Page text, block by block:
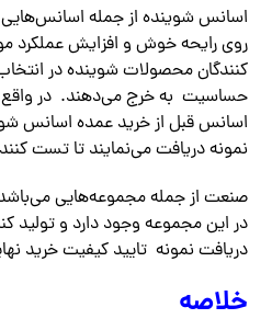
اسانس شوینده از جمله
روی رایحه خوش و افزایش عملکرد
کنندگان محصولات شوینده در
حساسیت به خرج می‌دهند. در واقع
اسانس قبل از خرید عمده اسانس
نمونه دریافت می‌نمایند تا تست
صنعت از جمله مجموعه‌هایی
در این مجموعه وجود دارد و تولید
دریافت نمونه تایید کیفیت خرید
خلاصه